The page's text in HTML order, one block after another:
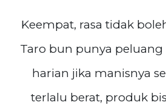
Keempat, rasa tidak
Taro bun punya
harian jika manisnya
terlalu berat, produk